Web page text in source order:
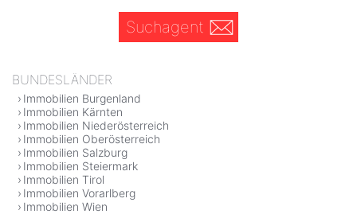
Suchagent
BUNDESLÄNDER
Immobilien Burgenland
Immobilien Kärnten
Immobilien Niederösterreich
Immobilien Oberösterreich
Immobilien Salzburg
Immobilien Steiermark
Immobilien Tirol
Immobilien Vorarlberg
Immobilien Wien